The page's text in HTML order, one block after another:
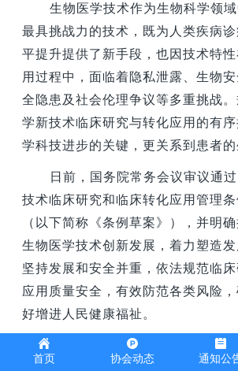
生物医学技术作为生物科学领域
最具挑战力的技术，既为人类疾病
平提升提供了新手段，也因技术特
用过程中，面临着隐私泄露、生物
全隐患及社会伦理争议等多重挑战
学新技术临床研究与转化应用的有
学科技进步的关键，更关系到患者的
日前，国务院常务会议审议通
技术临床研究和临床转化应用管理条
（以下简称《条例草案》），并明
生物医学技术创新发展，着力塑造
坚持发展和安全并重，依法规范临
应用质量安全，有效防范各类风险
好增进人民健康福祉。
对于《条例草案》的出台意义
首页 协会动态 通知公